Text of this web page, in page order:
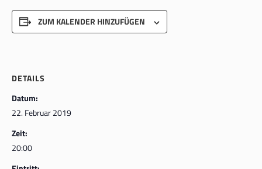
ZUM KALENDER HINZUFÜGEN
DETAILS
Datum:
22. Februar 2019
Zeit:
20:00